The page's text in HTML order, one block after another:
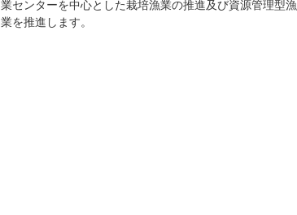
業センターを中心とした栽培漁業の推進及び資源管理型漁
業を推進します。